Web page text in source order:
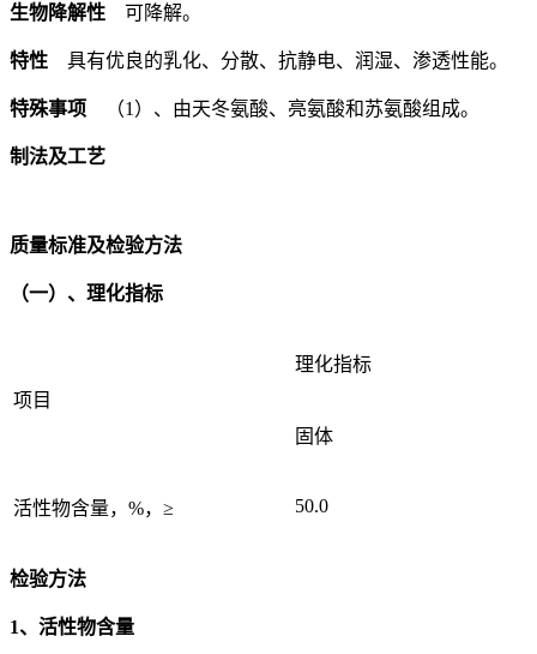
生物降解性 可降解。
特性 具有优良的乳化、分散、抗静电、润湿、渗透性能。
特殊事项 （1）、由天冬氨酸、亮氨酸和苏氨酸组成。
制法及工艺
质量标准及检验方法
（一）、理化指标
项目
理化指标
固体
活性物含量，%，≥ 50.0
检验方法
1、活性物含量